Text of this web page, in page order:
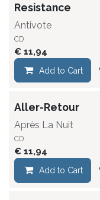
Resistance
Antivote
CD
€ 11,94
Add to Cart
Aller-Retour
Après La Nuit
CD
€ 11,94
Add to Cart